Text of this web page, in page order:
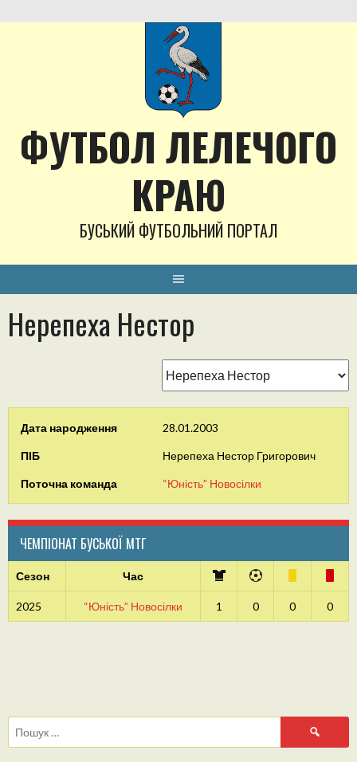
to
ФУТБОЛ ЛЕЛЕЧОГО
КРАЮ
БУСЬКИЙ ФУТБОЛЬНИЙ ПОРТАЛ
Нерепеха Нестор
Дата народження 28.01.2003
ПІБ Нерепеха Нестор Григорович
Поточна команда “Юність” Новосілки
ЧЕМПІОНАТ БУСЬКОЇ МТГ
Сезон Час
2025 “Юність” Новосілки 1 0 0 0
Пошук: